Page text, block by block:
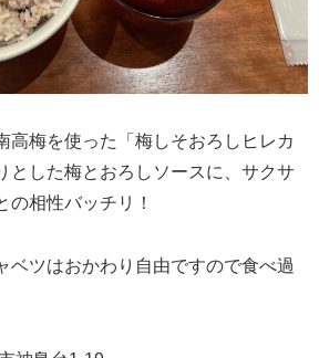
高梅を使った「梅しそおろしヒレカ
とした梅とおろしソースに、サクサ
の相性バッチリ！
ベツはおかわり自由ですので食べ過